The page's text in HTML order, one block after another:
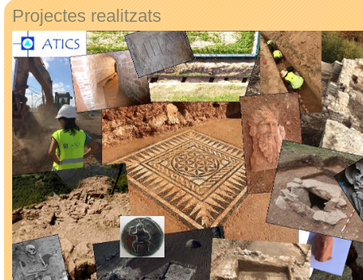
Projectes realitzats